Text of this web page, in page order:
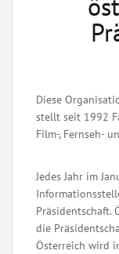
Diese
stellt seit 1992
Film-, Fernseh-
Jedes Jahr im
Präsidentschaft.
die
Österreich wird